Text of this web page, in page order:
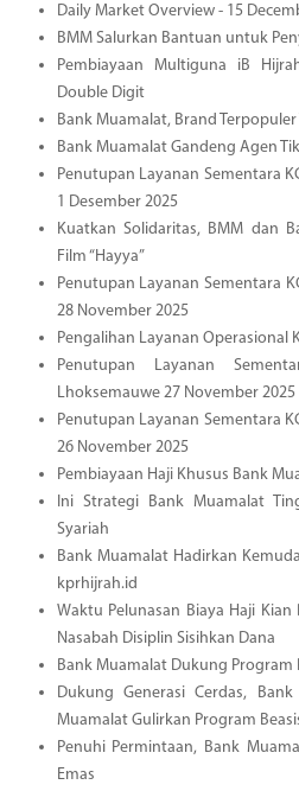
Daily Market Overview - 15
BMM Salurkan Bantuan untuk
Pembiayaan Multiguna iB
Double Digit
Bank Muamalat, Brand Terpopuler
Bank Muamalat Gandeng Agen
Penutupan Layanan Sementara
1 Desember 2025
Kuatkan Solidaritas, BMM dan
Film “Hayya”
Penutupan Layanan Sementara
28 November 2025
Pengalihan Layanan Operasional
Penutupan Layanan
Lhoksemauwe 27 November 2025
Penutupan Layanan Sementara
26 November 2025
Pembiayaan Haji Khusus Bank
Ini Strategi Bank Muamalat
Syariah
Bank Muamalat Hadirkan
kprhijrah.id
Waktu Pelunasan Biaya Haji
Nasabah Disiplin Sisihkan Dana
Bank Muamalat Dukung Program
Dukung Generasi Cerdas,
Muamalat Gulirkan Program
Penuhi Permintaan, Bank
Emas